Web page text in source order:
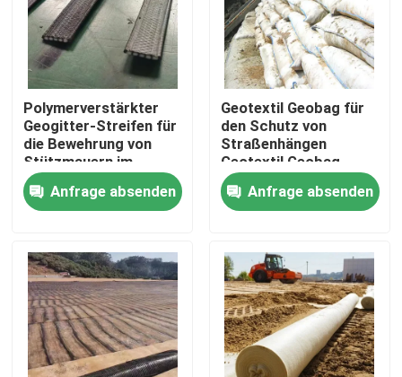
VR Show
Über uns
Fabrik Tour
Qualitätskontrolle
Kontakt
Referenzen
Geotextilien Geogrid
Polymerverstärkter
Geogitter-Streifen für
die Bewehrung von
Stützmauern im
Bauingenieurwesen
Anfrage absenden
Geotextil Geobag für
den Schutz von
Straßenhängen
Geotextil Geobag
Beforstung Pflanzung
von Gras
Hochwasserbekämpfung
Anfrage absenden